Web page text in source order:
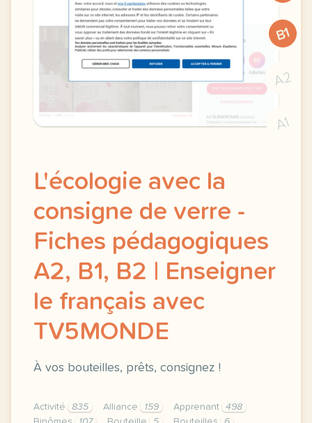
B1
A2
A1
L'écologie avec la
consigne de verre -
Fiches pédagogiques
A2, B1, B2 | Enseigner
le français avec
TV5MONDE
À vos bouteilles, prêts, consignez !
Activité 835 Alliance 159 Apprenant
498